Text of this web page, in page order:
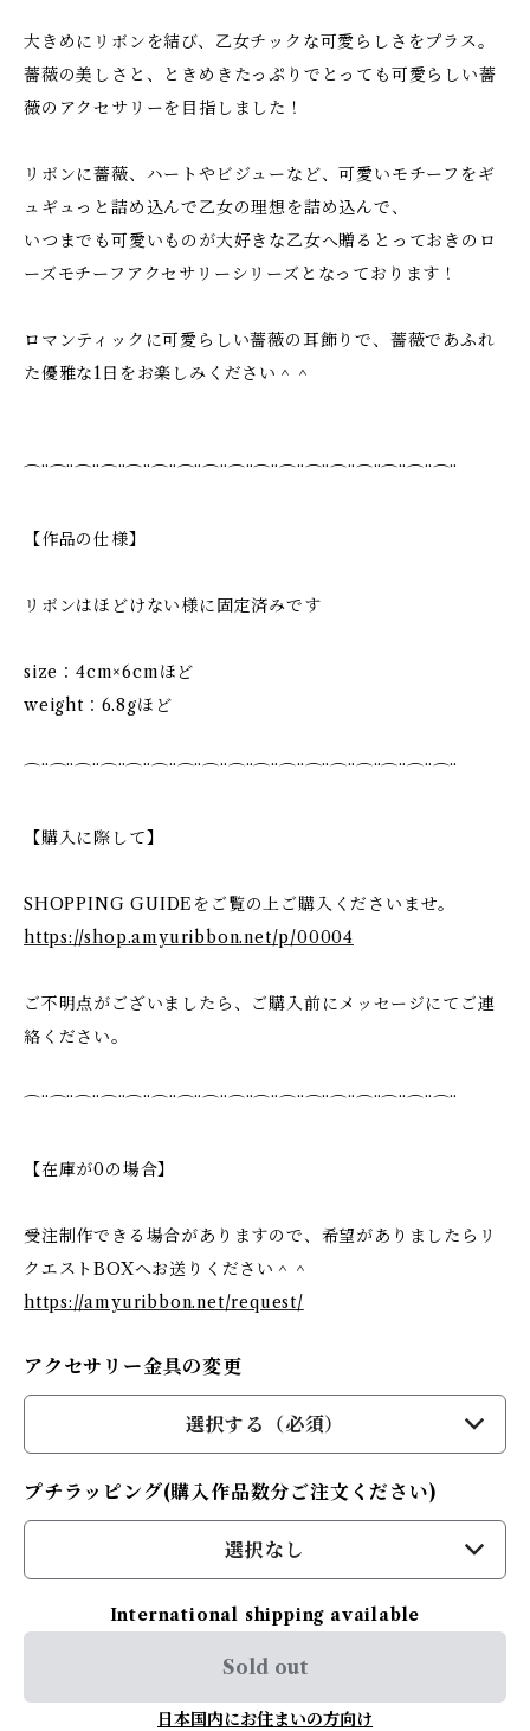
大きめにリボンを結び、乙女チックな可愛らしさをプラス。
薔薇の美しさと、ときめきたっぷりでとっても可愛らしい薔
薇のアクセサリーを目指しました！
リボンに薔薇、ハートやビジューなど、可愛いモチーフをギ
ュギュっと詰め込んで乙女の理想を詰め込んで、
いつまでも可愛いものが大好きな乙女へ贈るとっておきのロ
ーズモチーフアクセサリーシリーズとなっております！
ロマンティックに可愛らしい薔薇の耳飾りで、薔薇であふれ
た優雅な1日をお楽しみください＾＾
⌒¨⌒¨⌒¨⌒¨⌒¨⌒¨⌒¨⌒¨⌒¨⌒¨⌒¨⌒¨⌒¨⌒¨⌒¨⌒¨⌒¨
【作品の仕様】
リボンはほどけない様に固定済みです
size：4cm×6cmほど
weight：6.8gほど
⌒¨⌒¨⌒¨⌒¨⌒¨⌒¨⌒¨⌒¨⌒¨⌒¨⌒¨⌒¨⌒¨⌒¨⌒¨⌒¨⌒¨
【購入に際して】
SHOPPING GUIDEをご覧の上ご購入くださいませ。
https://shop.amyuribbon.net/p/00004
ご不明点がございましたら、ご購入前にメッセージにてご連
絡ください。
⌒¨⌒¨⌒¨⌒¨⌒¨⌒¨⌒¨⌒¨⌒¨⌒¨⌒¨⌒¨⌒¨⌒¨⌒¨⌒¨⌒¨
【在庫が0の場合】
受注制作できる場合がありますので、希望がありましたらリ
クエストBOXへお送りください＾＾
https://amyuribbon.net/request/
アクセサリー金具の変更
選択する（必須）
プチラッピング(購入作品数分ご注文ください)
選択なし
International shipping available
Sold out
日本国内にお住まいの方向け